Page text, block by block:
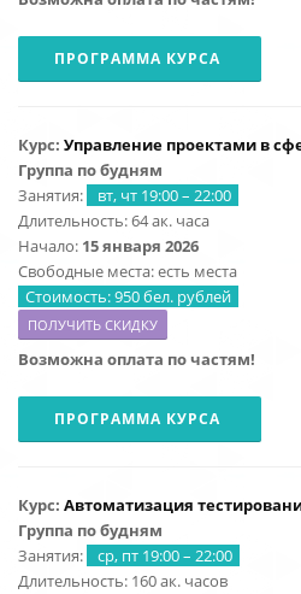
ПРОГРАММА КУРСА
Курс: Управление проектами в
Группа по будням
Занятия:
вт, чт 19:00 – 22:00
Длительность: 64 ак. часа
Начало: 15января 2026
Свободные места: есть места
Стоимость: 950 бел. рублей
ПОЛУЧИТЬ СКИДКУ
Возможна оплата по частям!
ПРОГРАММА КУРСА
Курс: Автоматизация
Группа по будням
Занятия:
ср, пт 19:00 – 22:00
Длительность: 160 ак. часов